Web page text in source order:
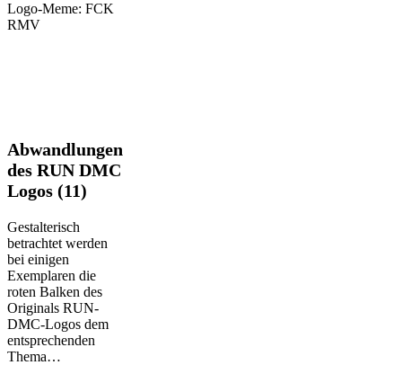
Abwandlungen
des
RUN
DMC
(11)
Abwandlungen
des RUN DMC
Logos (11)
Gestalterisch
betrachtet werden
bei einigen
Exemplaren die
roten Balken des
Originals RUN-
DMC-Logos dem
entsprechenden
Thema…